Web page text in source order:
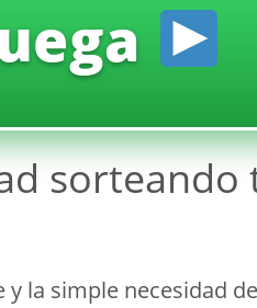
la simple necesidad